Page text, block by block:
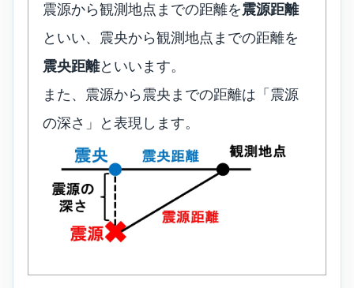
震源から観測地点までの距離を震源距離
といい、震央から観測地点までの距離を
震央距離といいます。
また、震源から震央までの距離は「震源
の深さ」と表現します。